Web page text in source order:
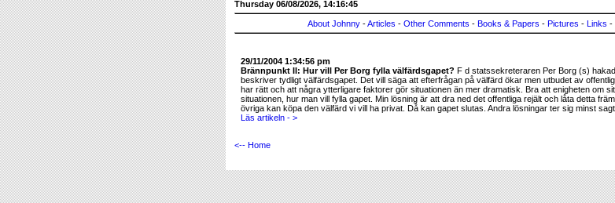
Thursday 06/08/2026, 14:16:45
About Johnny -Articles - Other Comments - Books & Papers - Pictures - Links -
29/11/2004 1:34:56 pm
Brännpunkt II: Hur vill Per Borg fylla välfärdsgapet? F d statssekreteraren Per Borg (s)
beskriver tydligt välfärdsgapet. Det vill säga att efterfrågan på välfärd ökar men utbudet av
har rätt och att några ytterligare faktorer gör situationen än mer dramatisk. Bra att enigheten om
situationen, hur man vill fylla gapet. Min lösning är att dra ned det offentliga rejält och låta detta
övriga kan köpa den välfärd vi vill ha privat. Då kan gapet slutas. Andra lösningar ter sig minst
Läs artikeln - >
<-- Home